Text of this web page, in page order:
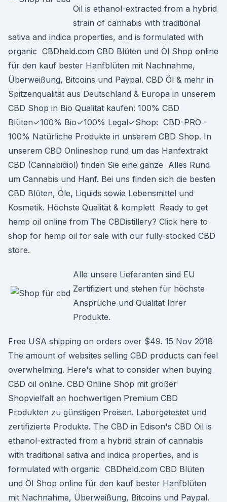
Oil is ethanol-extracted from a hybrid
strain of cannabis with traditional
sativa and indica properties, and is formulated with
organic CBDheld.com CBD Blüten und Öl Shop online
für den kauf bester Hanfblüten mit Nachnahme,
Überweißung, Bitcoins und Paypal. CBD Öl & mehr in
Spitzenqualität aus Deutschland & Europa in unserem
CBD Shop in Bio Qualität kaufen: 100% CBD
Blüten✓100% Bio✓100% Legal✓Shop: CBD-PRO -
100% Natürliche Produkte in unserem CBD Shop. In
unserem CBD Onlineshop rund um das Hanfextrakt
CBD (Cannabidiol) finden Sie eine ganze Alles Rund
um Cannabis und Hanf. Bei uns finden sich die besten
CBD Blüten, Öle, Liquids sowie Lebensmittel und
Kosmetik. Höchste Qualität & komplett Ready to get
hemp oil online from The CBDistillery? Click here to
shop for hemp oil for sale with our fully-stocked CBD
store.
Alle unsere Lieferanten sind EU
Zertifiziert und stehen für höchste
Ansprüche und Qualität Ihrer
Produkte.
Free USA shipping on orders over $49. 15 Nov 2018
The amount of websites selling CBD products can feel
overwhelming. Here's what to consider when buying
CBD oil online. CBD Online Shop mit großer
Shopvielfalt an hochwertigen Premium CBD
Produkten zu günstigen Preisen. Laborgetestet und
zertifizierte Produkte. The CBD in Edison's CBD Oil is
ethanol-extracted from a hybrid strain of cannabis
with traditional sativa and indica properties, and is
formulated with organic CBDheld.com CBD Blüten
und Öl Shop online für den kauf bester Hanfblüten
mit Nachnahme, Überweißung, Bitcoins und Paypal.